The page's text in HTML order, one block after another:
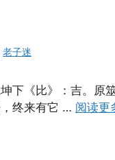
老子迷
坤下《比》：吉。原
终来有它 … 阅读更